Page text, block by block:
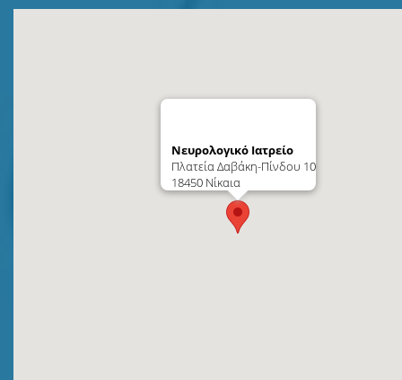
Νευρολογικό Ιατρείο
Πλατεία Δαβάκη-Πίνδου 10
18450 Νίκαια